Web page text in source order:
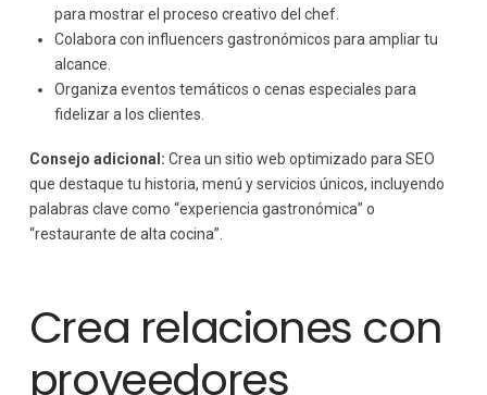
para mostrar el proceso creativo del chef.
Colabora con influencers gastronómicos para ampliar tu
alcance.
Organiza eventos temáticos o cenas especiales para
fidelizar a los clientes.
Consejo adicional: Crea un sitio web optimizado para SEO
que destaque tu historia, menú y servicios únicos, incluyendo
palabras clave como “experiencia gastronómica” o
“restaurante de alta cocina”.
Crea relaciones con
proveedores